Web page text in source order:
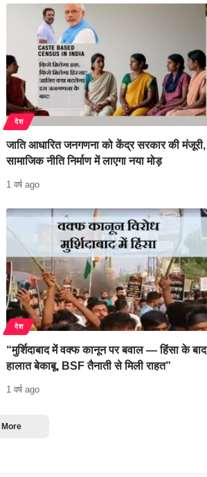
देश
जाति आधारित जनगणना को केंद्र सरकार की मंजूरी,
सामाजिक नीति निर्माण में लाएगा नया मोड़
1 वर्ष ago
देश
“मुर्शिदाबाद में वक्फ कानून पर बवाल — हिंसा के बाद
हालात बेकाबू, BSF तैनाती से मिली राहत”
1 वर्ष ago